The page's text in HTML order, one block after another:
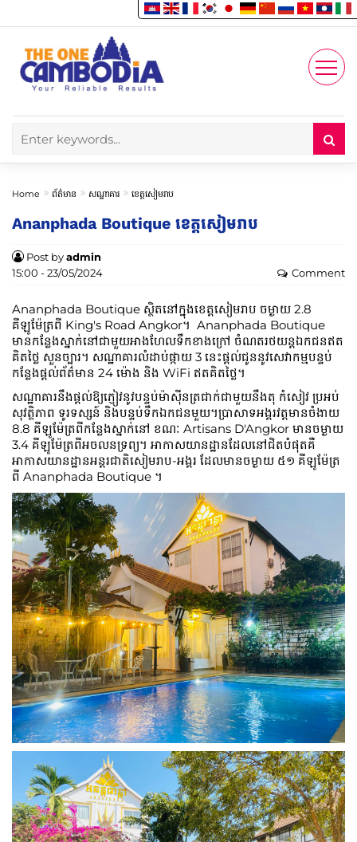
Account
Enjoy
Home ព័ត៌មាន សណ្ឋាគារ ខេត្តសៀមរាប
Ananphada Boutique ខេត្តសៀមរាប
Post byadmin
15:00 - 23/05/2024
Comment
Ananphada Boutique ស្ថិតនៅក្នុងខេត្តសៀមរាប ចម្ងាយ 2.8
គីឡូម៉ែត្រពី King's Road Angkor។ Ananphada Boutique
មានកន្លែងស្នាក់នៅជាមួយអាងហែលទឹកខាងក្រៅ ចំណតរថយន្តឯកជនឥត
គិតថ្លៃ សួនច្បារ​។ សណ្ឋាគារលំដាប់ផ្កាយ 3 នេះផ្តល់ជូននូវសេវាកម្មបន្ទប់
កន្លែងផ្ដល់ព័ត៌មាន 24 ម៉ោង និង WiFi ឥតគិតថ្លៃ។
សណ្ឋាគារនឹងផ្តល់ឱ្យភ្ញៀវនូវបន្ទប់ម៉ាស៊ីនត្រជាក់ជាមួយនឹងតុ កំសៀវ ប្រអប់
សុវត្ថិភាព ទូរទស្សន៍​ និងបន្ទប់ទឹកឯកជនមួយ។ប្រាសាទអង្គរវត្តមានចំងាយ
8.8 គីឡូម៉ែត្រពីកន្លែងស្នាក់នៅ ខណៈ Artisans D'Angkor មានចម្ងាយ
3.4 គីឡូម៉ែត្រពីអចលនទ្រព្យ។ អាកាសយានដ្ឋានដែលនៅជិតបំផុតគឺ
អាកាសយានដ្ឋានអន្តរជាតិសៀមរាប-អង្គរ ដែលមានចម្ងាយ ៥១ គីឡូម៉ែត្រ
ពី Ananphada Boutique ។